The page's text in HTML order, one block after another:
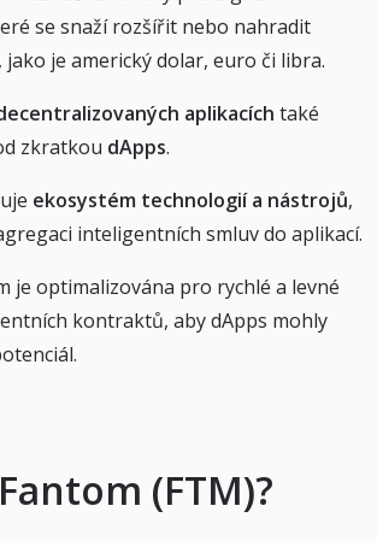
se snaží rozšířit nebo nahradit
je americký dolar, euro či libra.
aplikacích také
zkratkou dApps.
ekosystém technologií a nástrojů,
inteligentních smluv do aplikací.
je optimalizována pro rychlé a levné
kontraktů, aby dApps mohly
(FTM)?